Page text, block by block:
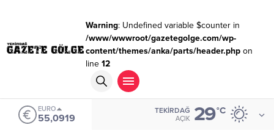
Warning: Undefined variable $counter in
/www/wwwroot/gazetegolge.com/wp-
content/themes/anka/parts/header.phpon
line 12
EURO
55,0919
TEKIRDAĞ
AÇIK 29°C